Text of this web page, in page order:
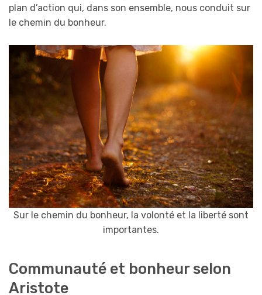
plan d’action qui, dans son ensemble, nous conduit sur
le chemin du bonheur.
Sur le chemin du bonheur, la volonté et la liberté sont
importantes.
Communauté et bonheur selon
Aristote